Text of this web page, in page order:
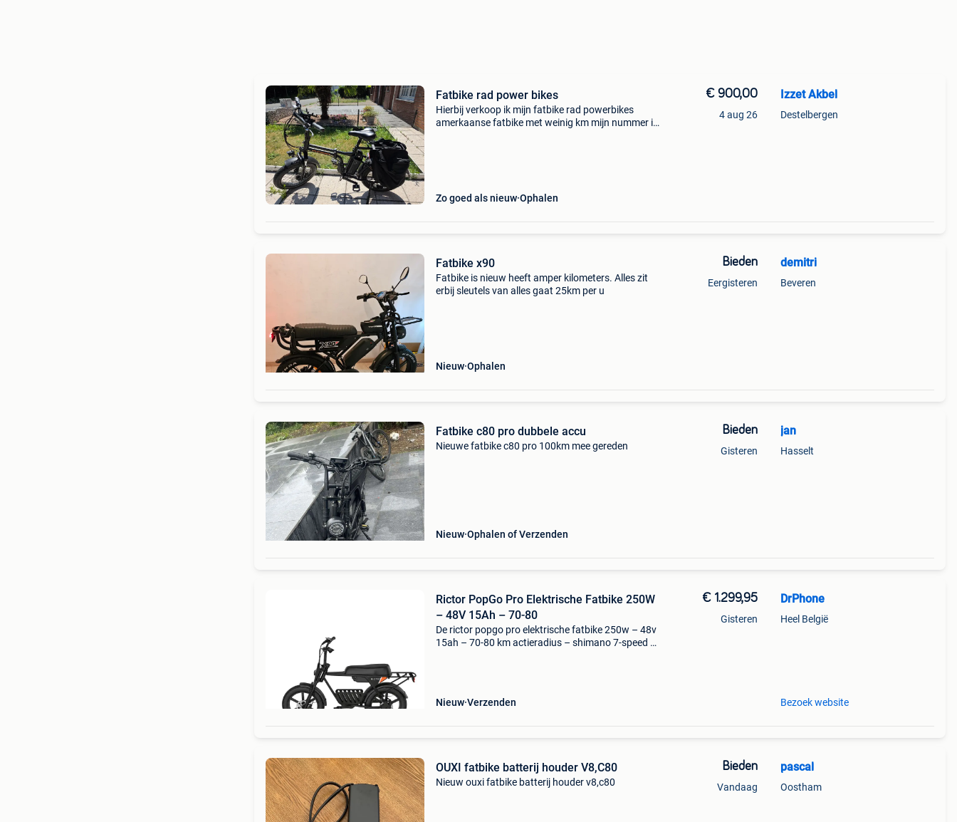
Fatbike rad power bikes
Hierbij verkoop ik mijn fatbike rad powerbikes
amerkaanse fatbike met weinig km mijn nummer is
Zo goed als nieuw Ophalen
€ 900,00
4 aug 26
Izzet Akbel
Destelbergen
Fatbike x90
Fatbike is nieuw heeft amper kilometers. Alles zit
erbij sleutels van alles gaat 25km per u
Nieuw Ophalen
Bieden
Eergisteren
demitri
Beveren
Fatbike c80 pro dubbele accu
Nieuwe fatbike c80 pro 100km mee gereden
Nieuw Ophalen of Verzenden
Bieden
Gisteren
jan
Hasselt
Rictor PopGo Pro Elektrische Fatbike 250W
– 48V 15Ah – 70-80
De rictor popgo pro elektrische fatbike 250w – 48v
15ah – 70-80 km actieradius – shimano 7-speed –
Nieuw Verzenden
€ 1.299,95
Gisteren
DrPhone
Heel België
Bezoek website
OUXI fatbike batterij houder V8,C80
Nieuw ouxi fatbike batterij houder v8,c80
Bieden
Vandaag
pascal
Oostham